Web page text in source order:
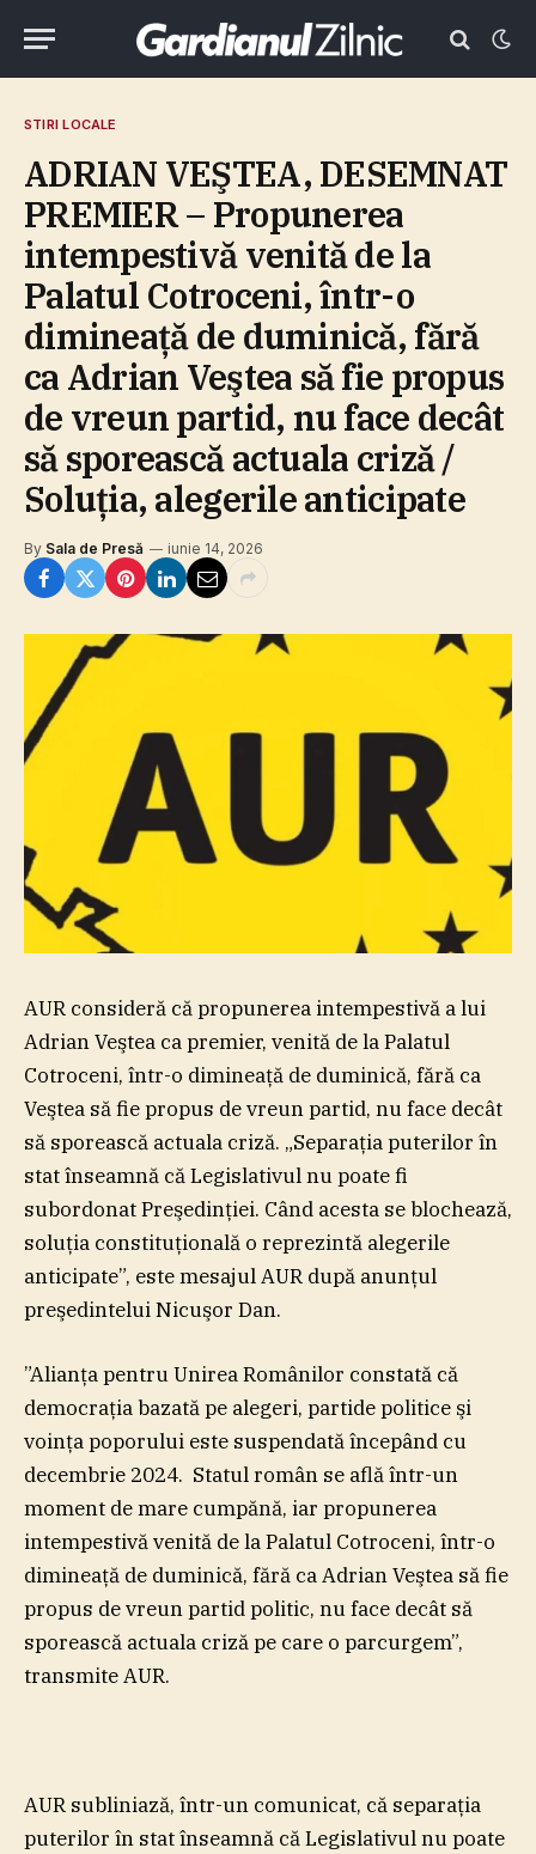
STIRI LOCALE
ADRIAN VEŞTEA, DESEMNAT
PREMIER – Propunerea
intempestivă venită de la
Palatul Cotroceni, într-o
dimineaţă de duminică, fără
ca Adrian Veştea să fie propus
de vreun partid, nu face decât
să sporească actuala criză /
Soluţia, alegerile anticipate
By Sala de Presă iunie 14, 2026
AUR consideră că propunerea intempestivă a lui
Adrian Veştea ca premier, venită de la Palatul
Cotroceni, într-o dimineaţă de duminică, fără ca
Veştea să fie propus de vreun partid, nu face decât
să sporească actuala criză. „Separaţia puterilor în
stat înseamnă că Legislativul nu poate fi
subordonat Preşedinţiei. Când acesta se blochează,
soluţia constituţională o reprezintă alegerile
anticipate”, este mesajul AUR după anunţul
preşedintelui Nicuşor Dan.
”Alianţa pentru Unirea Românilor constată că
democraţia bazată pe alegeri, partide politice şi
voinţa poporului este suspendată începând cu
decembrie 2024. Statul român se află într-un
moment de mare cumpănă, iar propunerea
intempestivă venită de la Palatul Cotroceni, într-o
dimineaţă de duminică, fără ca Adrian Veştea să fie
propus de vreun partid politic, nu face decât să
sporească actuala criză pe care o parcurgem”,
transmite AUR.
AUR subliniază, într-un comunicat, că separaţia
puterilor în stat înseamnă că Legislativul nu poate